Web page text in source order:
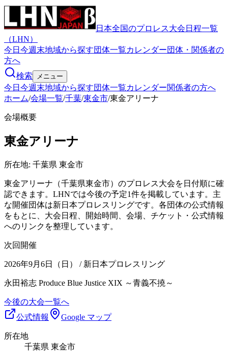
日本全国のプロレス大会日程一覧
（LHN）
今日 今週末地域から探す団体一覧カレンダー団体・関係者の
方へ
検索
メニュー
今日 今週末地域から探す団体一覧カレンダー関係者の方へ
ホーム/会場一覧/千葉/東金市/東金アリーナ
会場概要
東金アリーナ
所在地: 千葉県 東金市
東金アリーナ（千葉県東金市）のプロレス大会を日付順に確
認できます。LHNでは今後の予定1件を掲載しています。主
な開催団体は新日本プロレスリングです。各団体の公式情報
をもとに、大会日程、開始時間、会場、チケット・公式情報
へのリンクを整理しています。
次回開催
2026年9月6日（日） / 新日本プロレスリング
永田裕志 Produce Blue Justice XIX ～青義不撓～
今後の大会一覧へ
公式情報
Google マップ
所在地
千葉県 東金市